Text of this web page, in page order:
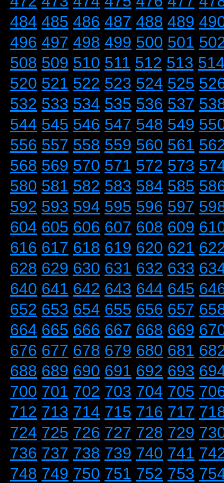
484 485 486 487 488 489
496 497 498 499 500 501
508 509 510 511 512 513
520 521 522 523 524 525
532 533 534 535 536 537
544 545 546 547 548 549
556 557 558 559 560 561
568 569 570 571 572 573
580 581 582 583 584 585
592 593 594 595 596 597
604 605 606 607 608 609
616 617 618 619 620 621
628 629 630 631 632 633
640 641 642 643 644 645
652 653 654 655 656 657
664 665 666 667 668 669
676 677 678 679 680 681
688 689 690 691 692 693
700 701 702 703 704 705
712 713 714 715 716 717
724 725 726 727 728 729
736 737 738 739 740 741
748 749 750 751 752 753